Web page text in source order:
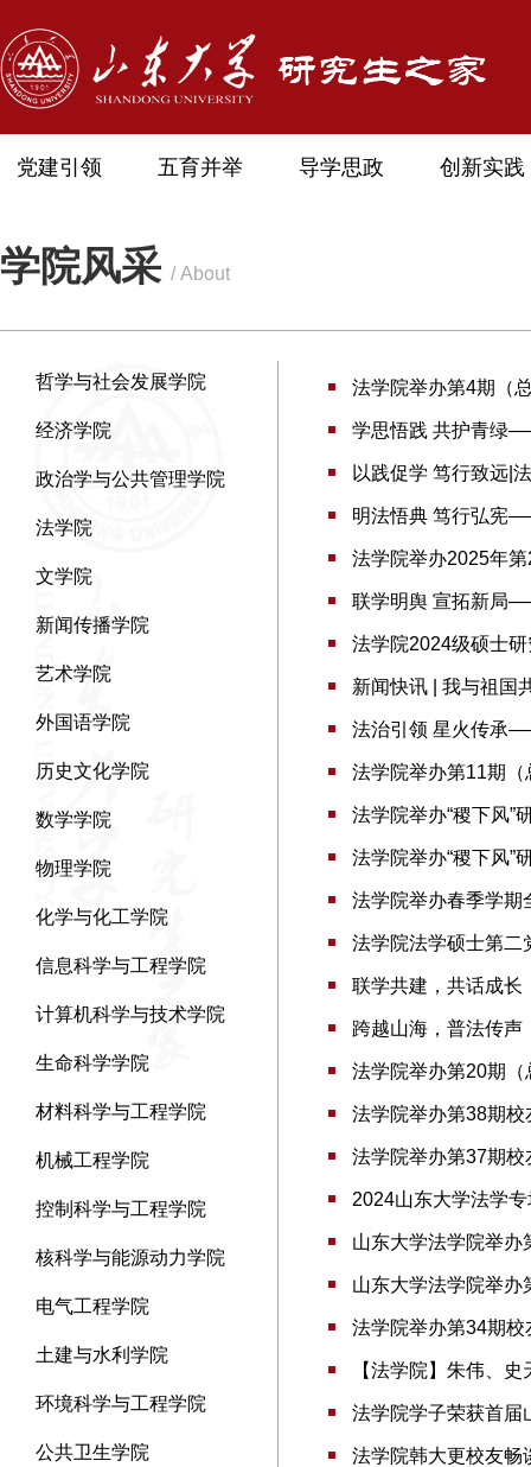
党建引领 五育并举 导学思政 创新实践
学院风采 / About
哲学与社会发展学院
经济学院
政治学与公共管理学院
法学院
文学院
新闻传播学院
艺术学院
外国语学院
历史文化学院
数学学院
物理学院
化学与化工学院
信息科学与工程学院
计算机科学与技术学院
生命科学学院
材料科学与工程学院
机械工程学院
控制科学与工程学院
核科学与能源动力学院
电气工程学院
土建与水利学院
环境科学与工程学院
公共卫生学院
法学院举办第4期（
学思悟践 共护青绿
以践促学 笃行致远|
明法悟典 笃行弘宪
法学院举办2025年第
联学明舆 宣拓新局
法学院2024级硕士
新闻快讯 | 我与祖国
法治引领 星火传承
法学院举办第11期
法学院举办“稷下风”
法学院举办“稷下风”
法学院举办春季学期
法学院法学硕士第二
联学共建，共话成长
跨越山海，普法传声
法学院举办第20期
法学院举办第38期校
法学院举办第37期校
2024山东大学法学
山东大学法学院举办
山东大学法学院举办
法学院举办第34期校
【法学院】朱伟、
法学院学子荣获首届
法学院韩大更校友畅